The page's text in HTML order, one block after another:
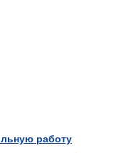
работу